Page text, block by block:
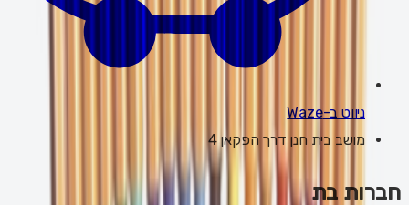
ניווט ב-Waze
מושב בית חנן דרך הפקאן 4
חברות בת